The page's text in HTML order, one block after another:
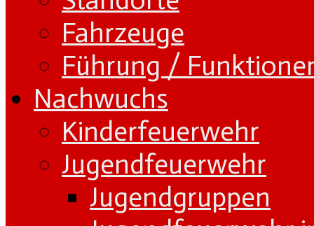
Fahrzeuge
Führung /
Nachwuchs
Kinderfeuerwehr
Jugendfeuerwehr
Jugendgruppen